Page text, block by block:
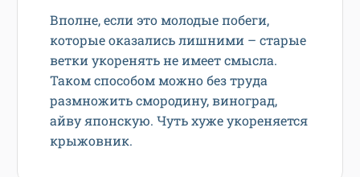
Вполне, если это молодые побеги,
которые оказались лишними – старые
ветки укоренять не имеет смысла.
Таком способом можно без труда
размножить смородину, виноград,
айву японскую. Чуть хуже укореняется
крыжовник.